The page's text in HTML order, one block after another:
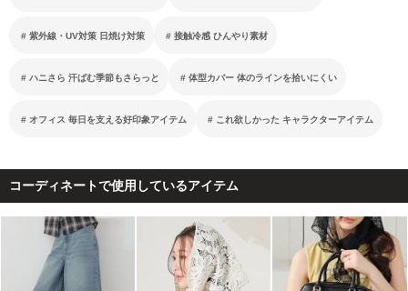
紫外線・UV対策 日焼け対策 接触冷感 ひんやり素材
ハニさら 汗ばむ季節もさらっと 体型カバー 体のラインを拾いにくい
オフィス 毎日を支える好印象アイテム これ欲しかった キャラクターアイテム
コーディネートで使用しているアイテム